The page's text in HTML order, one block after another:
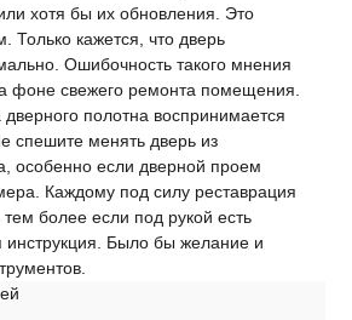
хотя бы их обновления. Это
Только кажется, что дверь
Ошибочность такого мнения
фоне свежего ремонта помещения.
полотна воспринимается
спешите менять дверь из
особенно если дверной проем
Каждому под силу реставрация
более если под рукой есть
инструкция. Было бы желание и